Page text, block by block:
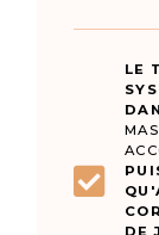
LE